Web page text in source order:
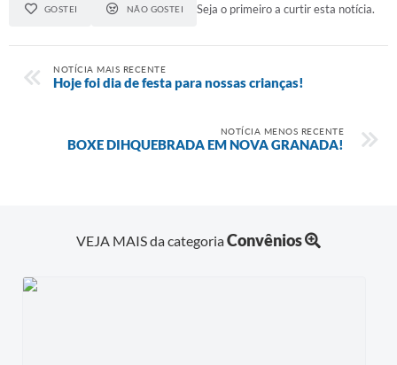
Agenda
GOSTEI NÃO GOSTEI Seja o primeiro a curtir esta notícia.
NOTÍCIA MAIS RECENTE
Hoje foi dia de festa para nossas crianças!
NOTÍCIA MENOS RECENTE
BOXE DIHQUEBRADA EM NOVA GRANADA!
VEJA MAIS da categoriaConvênios